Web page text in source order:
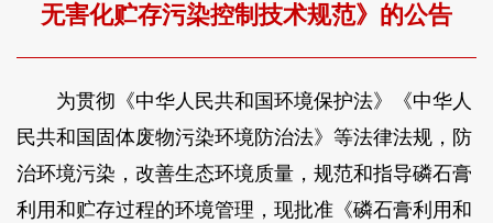
无害化贮存污染控制技术规范》的公告
为贯彻《中华人民共和国环境保护法》《中华人
民共和国固体废物污染环境防治法》等法律法规，防
治环境污染，改善生态环境质量，规范和指导磷石膏
利用和贮存过程的环境管理，现批准《磷石膏利用和